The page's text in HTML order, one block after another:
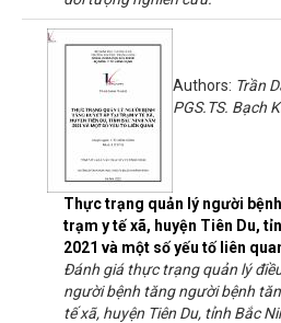
Thực trạng quản lý người
trạm y tế xã, huyện Tiên Du,
2021 và một số yếu tố liên
Authors: Trần
PGS.TS. Bạch
Đánh giá thực trạng quản lý
người bệnh tăng người bệnh
tế xã, huyện Tiên Du, tỉnh Bắc